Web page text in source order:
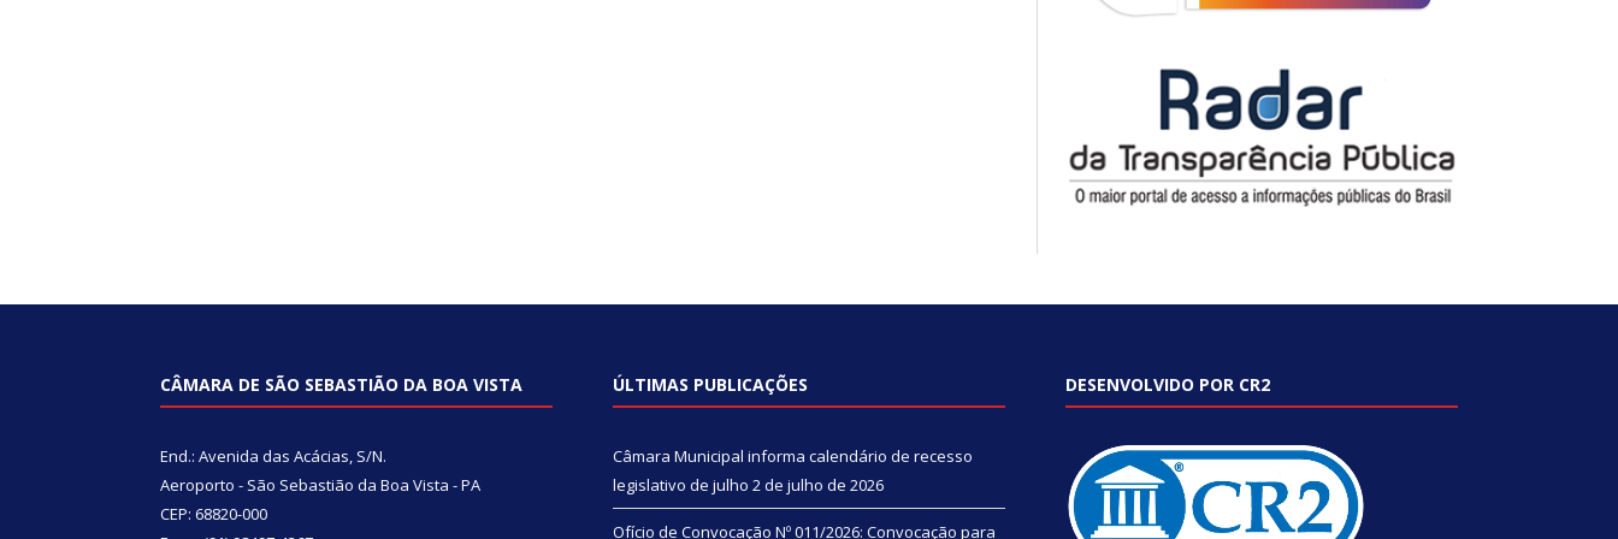
CÂMARA DE SÃO SEBASTIÃO DA BOA VISTA
End.: Avenida das Acácias, S/N.
Aeroporto - São Sebastião da Boa Vista - PA
CEP: 68820-000
ÚLTIMAS PUBLICAÇÕES
Câmara Municipal informa calendário de recesso
legislativo de julho 2 de julho de 2026
Ofício de Convocação Nº 011/2026: Convocação para
DESENVOLVIDO POR CR2